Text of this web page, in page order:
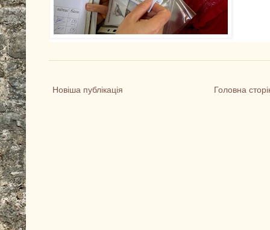
Новіша публікація Головна